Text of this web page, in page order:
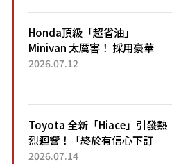
Honda頂級「超省油」
Minivan 太厲害！ 採用豪華
「真皮座椅」與專屬「黑色內
「三...
2026.07.12
Toyota 全新「Hiace」引發熱
烈迴響！「終於有信心下訂
了！」「哪個等級交車最
2026.07.14